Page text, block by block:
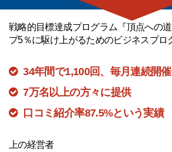
戦略的目標達成プログラム『頂点への
プ5％に駆け上がるためのビジネスプロ
34年間で1,100回、毎月連続開催
7万名以上の方々に提供
口コミ紹介率87.5%という実績
上の経営者